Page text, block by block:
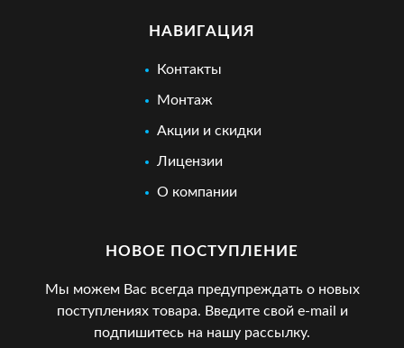
НАВИГАЦИЯ
Контакты
Монтаж
Акции и скидки
Лицензии
О компании
НОВОЕ ПОСТУПЛЕНИЕ
Мы можем Вас всегда предупреждать о новых
поступлениях товара. Введите свой e-mail и
подпишитесь на нашу рассылку.